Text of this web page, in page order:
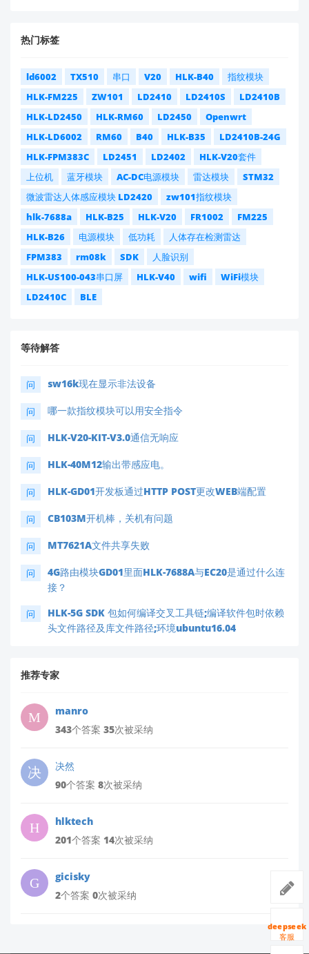
热门标签
ld6002 TX510 串口 V20 HLK-B40
指纹模块
HLK-FM225
ZW101 LD2410 LD2410S
LD2410B
HLK-LD2450
HLK-RM60 LD2450
Openwrt
HLK-LD6002
RM60 B40 HLK-B35
LD2410B-24G
HLK-FPM383C
LD2451 LD2402
HLK-V20套件
上位机
蓝牙模块 AC-DC电源模块 雷达模块
STM32
微波雷达人体感应模块 LD2420
zw101指纹模块
hlk-7688a
HLK-B25 HLK-V20 FR1002
FM225
HLK-B26
电源模块 低功耗
人体存在检测雷达
FPM383
rm08k SDK
人脸识别
HLK-US100-043串口屏
HLK-V40 wifi
WiFi模块
LD2410C
BLE
等待解答
问 sw16k现在显示非法设备
问 哪一款指纹模块可以用安全指令
问 HLK-V20-KIT-V3.0通信无响应
问 HLK-40M12输出带感应电。
问 HLK-GD01开发板通过HTTP POST更改WEB端配置
问 CB103M开机棒，关机有问题
问 MT7621A文件共享失败
问
4G路由模块GD01里面HLK-7688A与EC20是通过什么连
接？
问
HLK-5G SDK 包如何编译交叉工具链;编译软件包时依赖
头文件路径及库文件路径;环境ubuntu16.04
推荐专家
manro
343个答案 35次被采纳
决然
90个答案 8次被采纳
hlktech
201个答案 14次被采纳
gicisky
2个答案 0次被采纳
deepseek
客服